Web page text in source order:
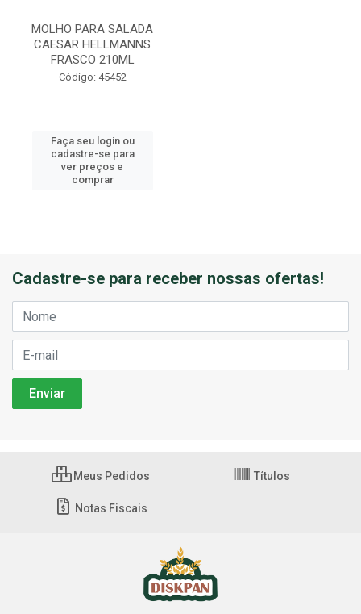
MOLHO PARA SALADA
CAESAR HELLMANNS
FRASCO 210ML
Código: 45452
Faça seu login ou
cadastre-se para
ver preços e
comprar
Cadastre-se para receber nossas ofertas!
Meus Pedidos Títulos
Notas Fiscais